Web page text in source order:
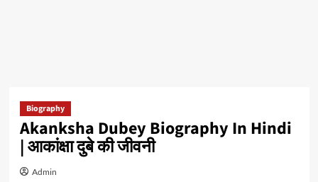
Biography
Akanksha Dubey Biography In Hindi
| आकांक्षा दुबे की जीवनी
Admin